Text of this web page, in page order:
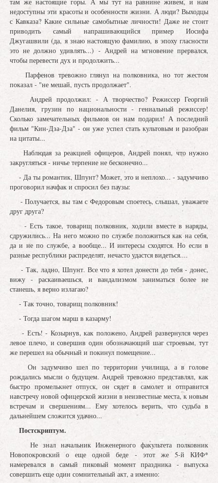
недоступны эти красоты и особенности жизни. А люди? Выходцы
с Кавказа? Какие сильные самобытные личности! Даже не стоит
приводить самый напрашивающийся пример Иосифа
Джугашвили (да, я знаю настоящую фамилию, в эпоху гласности
это не должно удивлять...) - Андрей на мгновение прервался,
чтобы перевести дух и продолжить...
Парфенов тревожно глянул на полковника, но тот жестом
показал - "не мешай, пусть продолжает".
Андрей продолжил: - А творчество? Режиссер Георгий
Данелия, грузин по национальности - гениальный режиссер!
Сколько замечательных фильмов он нам подарил! А последний
фильм "Кин-Дза-Дза" - он уже успел стать культовым и разобран
на цитаты...
Наблюдая за реакцией офицеров, Андрей понял, что нужно
закругляться - ничье терпение не бесконечно...
- Да ты романтик, Шпунт? Может, это и неплохо... - задумчиво
проговорил начфак и спросил без паузы:
- Получается, вы там с Федоровым споетесь, слышал, уважаете
друг друга?
- Есть такое, товарищ полковник, ходили вместе в наряды,
сдружились... На него можно по службе положиться как на себя,
да и не по службе, а вообще... И интересы сходятся. Но если в
разные республики распределят, нечасто удастся видеться....
- Так, ладно, Шпунт. Все что я хотел донести до тебя - донес,
вижу - раскаиваешься, и вандализмом заниматься более не
станешь, я верно излагаю?
- Так точно, товарищ полковник!
- Тогда шагом марш в казарму!
- Есть! - Козырнув, как положено, Андрей развернулся через
левое плечо, и совершив один обозначающий шаг строевым, тут
же перешел на обычный и покинул помещение...
Он задумчиво шел по территории училища, а в голове
рождались мысли о будущем. Андрей тревожно представлял, как
быстро промелькнет отпуск, он сядет в самолет и отправится
навстречу новой офицерской жизни в неизвестные места, к новым
встречам и свершениям... Ему хотелось верить, что судьба в
дальнейшем сложится удачно...
Постскриптум.
Не знал начальник Инженерного факультета полковник
Новопокровский о еще одной беде - этот же 5-й КИФ*
намеревался в самый пиковый момент праздника - выпуска
совершить еще один сомнительный акт, а именно: